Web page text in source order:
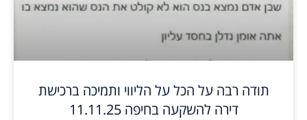
תודה רבה על הכל על הליווי ותמיכה ברכישת
דירה להשקעה בחיפה 11.11.25